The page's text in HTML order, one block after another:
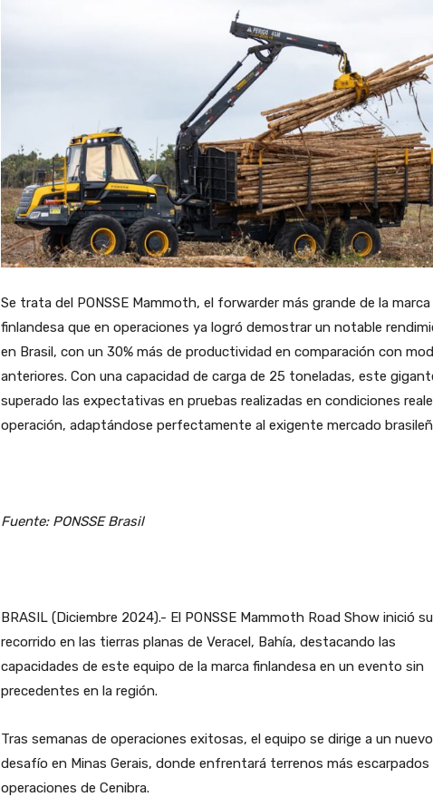
Se trata del PONSSE Mammoth, el forwarder más grande de la marca
finlandesa que en operaciones ya logró demostrar un notable
en Brasil, con un 30% más de productividad en comparación con
anteriores. Con una capacidad de carga de 25 toneladas, este
superado las expectativas en pruebas realizadas en condiciones
operación, adaptándose perfectamente al exigente mercado
Fuente: PONSSE Brasil
BRASIL (Diciembre 2024).- El PONSSE Mammoth Road Show inició su
recorrido en las tierras planas de Veracel, Bahía, destacando las
capacidades de este equipo de la marca finlandesa en un evento sin
precedentes en la región.
Tras semanas de operaciones exitosas, el equipo se dirige a un nuevo
desafío en Minas Gerais, donde enfrentará terrenos más escarpados
operaciones de Cenibra.